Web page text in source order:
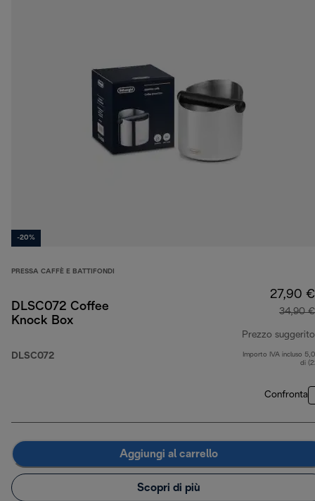
-20%
PRESSA CAFFÈ E BATTIFONDI
DLSC072 Coffee
Knock Box
DLSC072
27,90 €
34,90 €
Prezzo suggerito
Importo IVA incluso
di
Confronta
Aggiungi al carrello
Scopri di più